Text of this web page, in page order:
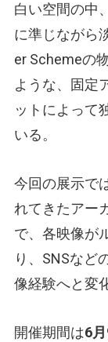
白い空間の中
に準じながら
er Schemeの
ような、固定
ットによって
いる。
今回の展示で
れてきたアー
で、各映像が
り、SNSなど
像経験へと変
開催期間は6月